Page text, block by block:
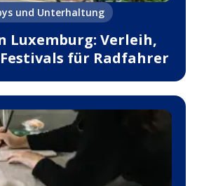
und Unterhaltung
Luxemburg: Verleih,
für Radfahrer